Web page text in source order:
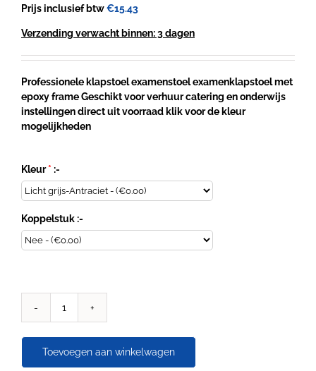
Prijs inclusief btw€15.43
Verzending verwacht binnen: 3 dagen
Professionele klapstoel examenstoel examenklapstoel met
epoxy frame Geschikt voor verhuur catering en onderwijs
instellingen direct uit voorraad klik voor de kleur
mogelijkheden
Kleur* :-
Koppelstuk :-
Klapstoel
Nienhuis
Toevoegen aan winkelwagen